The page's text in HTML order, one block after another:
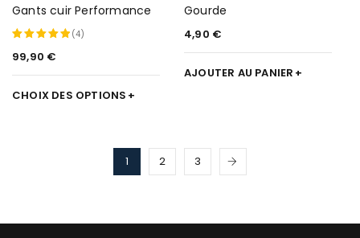
Gants cuir Performance
Note 5.00
sur 5
(4)
99,90 €
CHOIX DES OPTIONS
Gourde
4,90 €
AJOUTER AU PANIER
1 2 3